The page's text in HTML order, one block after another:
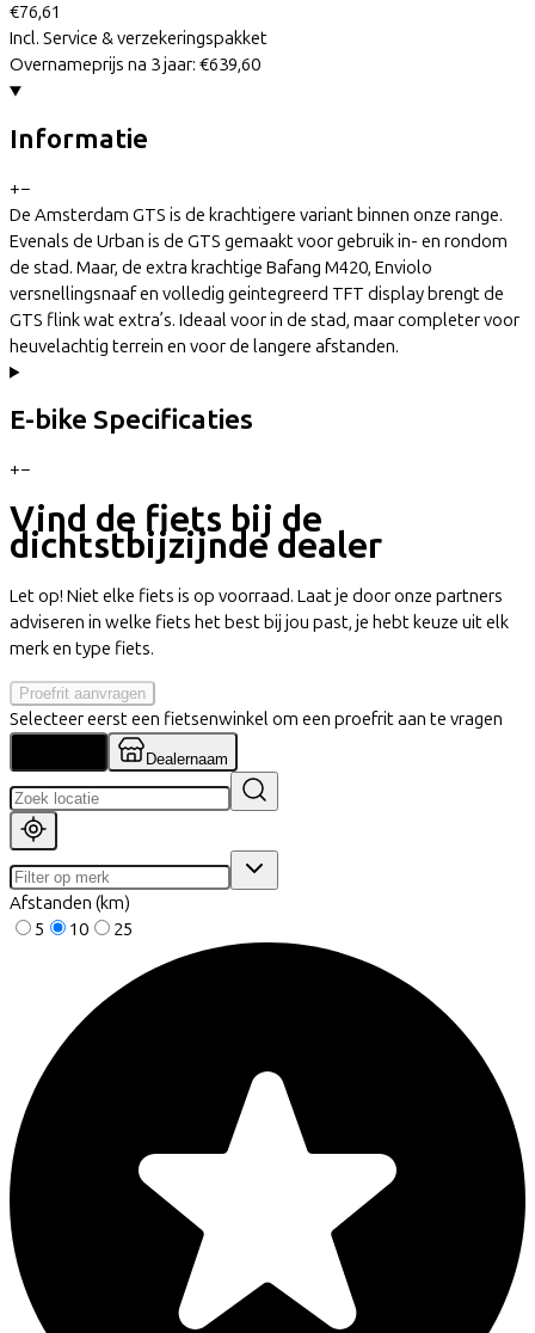
€76,61
Incl. Service & verzekeringspakket
Overnameprijs na 3 jaar: €639,60
Informatie
+−
De Amsterdam GTS is de krachtigere variant binnen onze range.
Evenals de Urban is de GTS gemaakt voor gebruik in- en rondom
de stad. Maar, de extra krachtige Bafang M420, Enviolo
versnellingsnaaf en volledig geintegreerd TFT display brengt de
GTS flink wat extra’s. Ideaal voor in de stad, maar completer voor
heuvelachtig terrein en voor de langere afstanden.
E-bike Specificaties
+−
Vind de fiets bij de
dichtstbijzijnde dealer
Let op! Niet elke fiets is op voorraad. Laat je door onze partners
adviseren in welke fiets het best bij jou past, je hebt keuze uit elk
merk en type fiets.
Proefrit aanvragen
Selecteer eerst een fietsenwinkel om een proefrit aan te vragen
Dealernaam
Afstanden (km)
5
10 25